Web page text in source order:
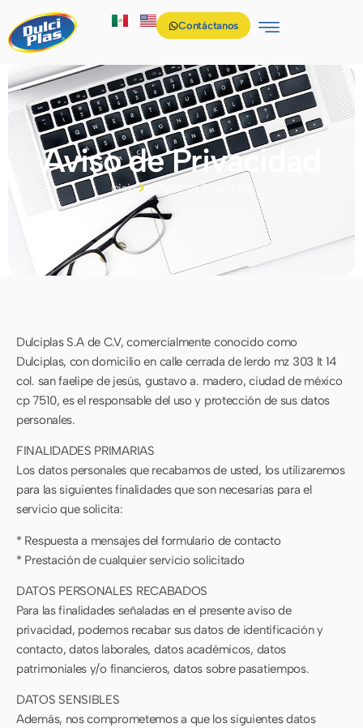
Contáctanos
Aviso de Privacidad
Inicio Aviso de Privacidad
Dulciplas S.A de C.V, comercialmente conocido como
Dulciplas, con domicilio en calle cerrada de lerdo mz 303 lt 14
col. san faelipe de jesús, gustavo a. madero, ciudad de méxico
cp 7510, es el responsable del uso y protección de sus datos
personales.
FINALIDADES PRIMARIAS
Los datos personales que recabamos de usted, los utilizaremos
para las siguientes finalidades que son necesarias para el
servicio que solicita:
* Respuesta a mensajes del formulario de contacto
* Prestación de cualquier servicio solicitado
DATOS PERSONALES RECABADOS
Para las finalidades señaladas en el presente aviso de
privacidad, podemos recabar sus datos de identificación y
contacto, datos laborales, datos académicos, datos
patrimoniales y/o financieros, datos sobre pasatiempos.
DATOS SENSIBLES
Además, nos comprometemos a que los siguientes datos